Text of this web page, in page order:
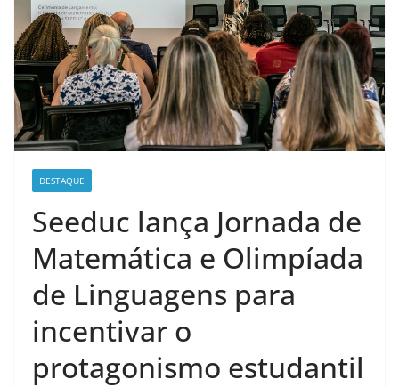
DESTAQUE
Seeduc lança Jornada de
Matemática e Olimpíada
de Linguagens para
incentivar o
protagonismo estudantil